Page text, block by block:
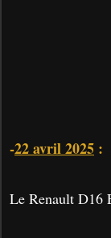
-22 avril 2025 :
Le Renault D16